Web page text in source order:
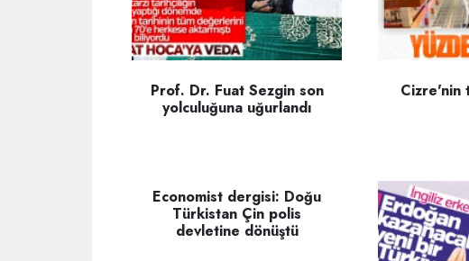
Prof. Dr. Fuat Sezgin son
yolculuğuna uğurlandı
Cizre'nin
Economist dergisi: Doğu
Türkistan Çin polis
devletine dönüştü